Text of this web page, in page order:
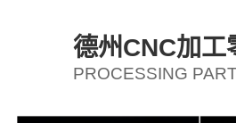
德州CNC加工
PROCESSING